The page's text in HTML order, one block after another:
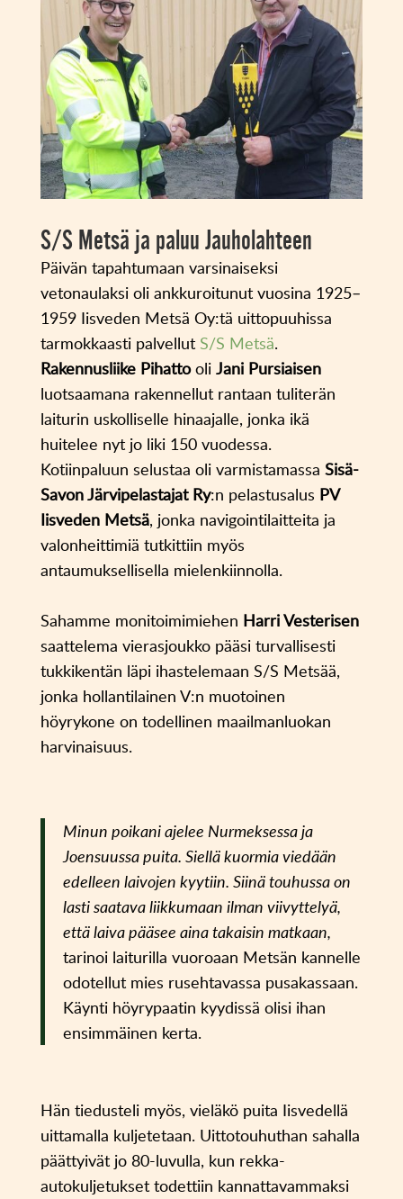
S/S Metsä ja paluu Jauholahteen
Päivän tapahtumaan varsinaiseksi
vetonaulaksi oli ankkuroitunut vuosina 1925–
1959 Iisveden Metsä Oy:tä uittopuuhissa
tarmokkaasti palvellut S/S Metsä.
Rakennusliike Pihattooli Jani Pursiaisen
luotsaamana rakennellut rantaan tuliterän
laiturin uskolliselle hinaajalle, jonka ikä
huitelee nyt jo liki 150 vuodessa.
Kotiinpaluun selustaa oli varmistamassa Sisä-
Savon Järvipelastajat Ry:n pelastusalus PV
Iisveden Metsä, jonka navigointilaitteita ja
valonheittimiä tutkittiin myös
antaumuksellisella mielenkiinnolla.
Sahamme monitoimimiehen Harri Vesterisen
saattelema vierasjoukko pääsi turvallisesti
tukkikentän läpi ihastelemaan S/S Metsää,
jonka hollantilainen V:n muotoinen
höyrykone on todellinen maailmanluokan
harvinaisuus.
Minun poikani ajelee Nurmeksessa ja
Joensuussa puita. Siellä kuormia viedään
edelleen laivojen kyytiin. Siinä touhussa on
lasti saatava liikkumaan ilman viivyttelyä,
että laiva pääsee aina takaisin matkaan,
tarinoi laiturilla vuoroaan Metsän kannelle
odotellut mies rusehtavassa pusakassaan.
Käynti höyrypaatin kyydissä olisi ihan
ensimmäinen kerta.
Hän tiedusteli myös, vieläkö puita Iisvedellä
uittamalla kuljetetaan. Uittotouhuthan sahalla
päättyivät jo 80-luvulla, kun rekka-
autokuljetukset todettiin kannattavammaksi